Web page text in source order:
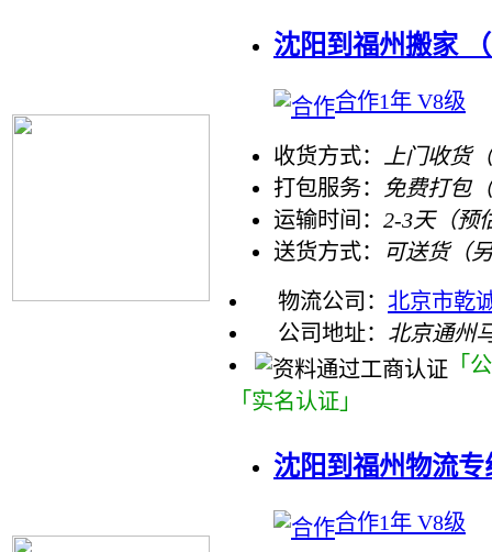
沈阳到福州搬家
合作1年 V8级
收货方式：
上门收货
打包服务：
免费打包
运输时间： 2-3天（预
送货方式：
可送货（
物流公司： 北京市乾
公司地址： 北京通州
「
「实名认证」
沈阳到福州物流
合作1年 V8级